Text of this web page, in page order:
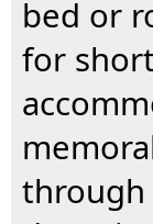
bed or
for
through